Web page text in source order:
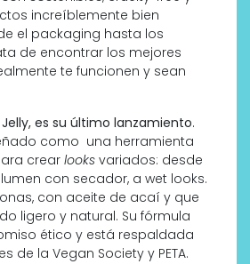
increíblemente bien
el packaging hasta los
de encontrar los mejores
te funcionen y sean
es su último lanzamiento.
como una herramienta
crear looks variados: desde
con secador, a wet looks.
con aceite de acaí y que
ligero y natural. Su fórmula
ético y está respaldada
de la Vegan Society y PETA.